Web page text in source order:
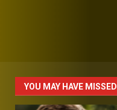
YOU MAY HAVE MISSED